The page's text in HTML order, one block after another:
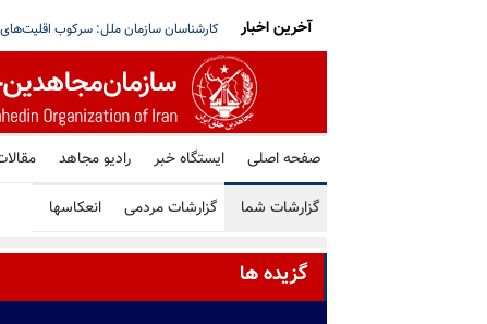
تعطیلی یکی از بزرگ‌ترین مدارس ایرانی رژیم ایران روندی پیچیده است و زمان می‌برد
آخرین اخبار
صفحه اصلی ایستگاه خبر رادیو مجاهد
گزارشات شما گزارشات مردمی انعکاسها
گزیده ها